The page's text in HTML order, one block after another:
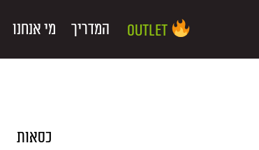
המדריך מי אנחנו
כסאות